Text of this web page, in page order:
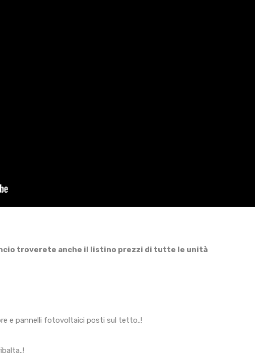
troverete anche il listino prezzi di tutte le unità
e pannelli fotovoltaici posti sul tetto..!